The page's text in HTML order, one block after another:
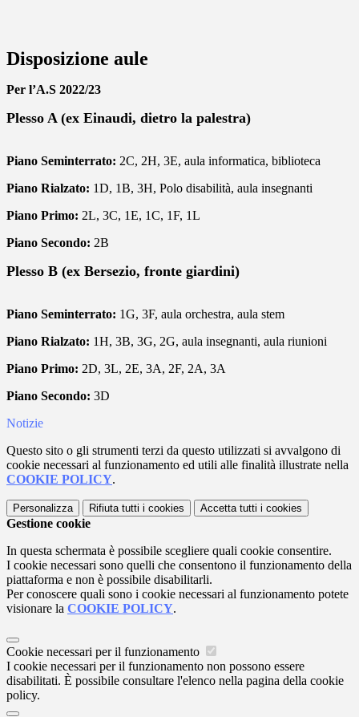
Disposizione aule
Per l’A.S 2022/23
Plesso A (ex Einaudi, dietro la palestra)
Piano Seminterrato: 2C, 2H, 3E, aula informatica, biblioteca
Piano Rialzato: 1D, 1B, 3H, Polo disabilità, aula insegnanti
Piano Primo: 2L, 3C, 1E, 1C, 1F, 1L
Piano Secondo: 2B
Plesso B (ex Bersezio, fronte giardini)
Piano Seminterrato: 1G, 3F, aula orchestra, aula stem
Piano Rialzato: 1H, 3B, 3G, 2G, aula insegnanti, aula riunioni
Piano Primo: 2D, 3L, 2E, 3A, 2F, 2A, 3A
Piano Secondo: 3D
Notizie
Questo sito o gli strumenti terzi da questo utilizzati si avvalgono di
cookie necessari al funzionamento ed utili alle finalità illustrate nella
COOKIE POLICY.
Personalizza Rifiuta tutti i cookies Accetta tutti i cookies
Gestione cookie
In questa schermata è possibile scegliere quali cookie consentire.
I cookie necessari sono quelli che consentono il funzionamento della
piattaforma e non è possibile disabilitarli.
Per conoscere quali sono i cookie necessari al funzionamento potete
visionare la COOKIE POLICY.
Cookie necessari per il funzionamento
I cookie necessari per il funzionamento non possono essere
disabilitati. È possibile consultare l'elenco nella pagina della cookie
policy.